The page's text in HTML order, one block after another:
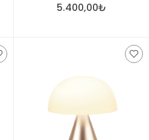
5.400,00₺